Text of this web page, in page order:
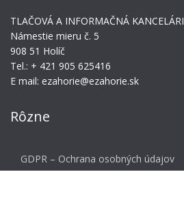
TLAČOVÁ A INFORMAČNÁ
Námestie mieru č. 5
908 51 Holíč
Tel.: + 421 905 625416
E mail: ezahorie@ezahorie.sk
Rôzne
GDPR – Ochrana osobných údajov